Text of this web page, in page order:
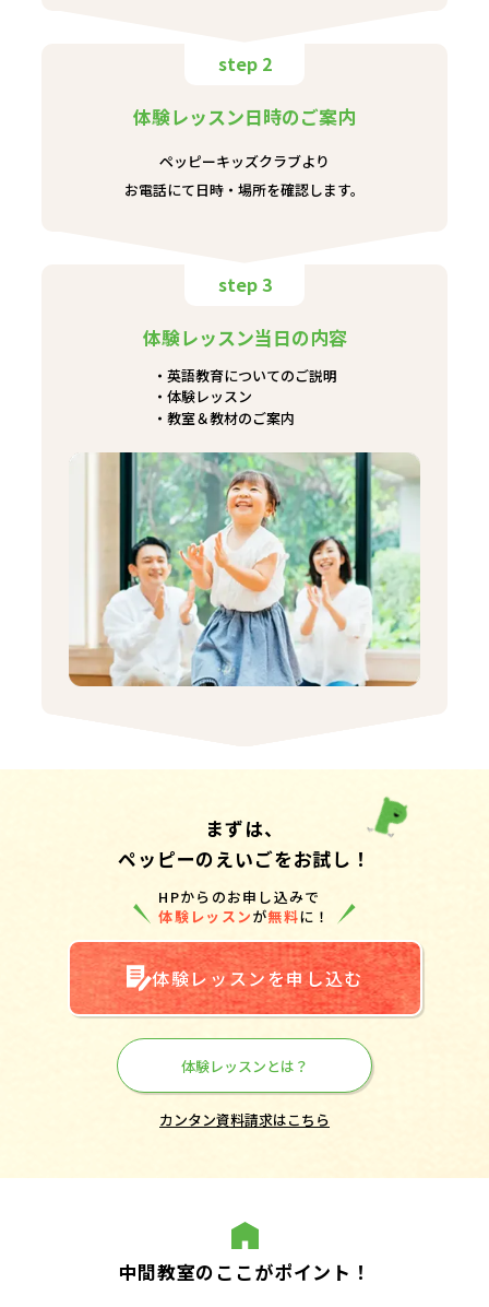
step 2
体験レッスン日時のご案内
ペッピーキッズクラブより
お電話にて日時・場所を確認します。
step 3
体験レッスン当日の内容
英語教育についてのご説明
体験レッスン
教室＆教材のご案内
まずは、
ペッピーのえいごをお試し！
HPからのお申し込みで
体験レッスンが無料に！
体験レッスンを申し込む
体験レッスンとは？
カンタン資料請求はこちら
中間教室のここがポイント！